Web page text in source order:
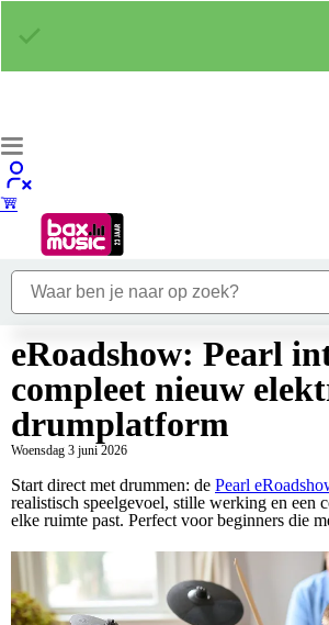
eRoadshow: Pearl
compleet nieuw
drumplatform
Woensdag 3 juni 2026
Start direct met drummen: de Pearl
realistisch speelgevoel, stille werking en een
elke ruimte past. Perfect voor beginners die